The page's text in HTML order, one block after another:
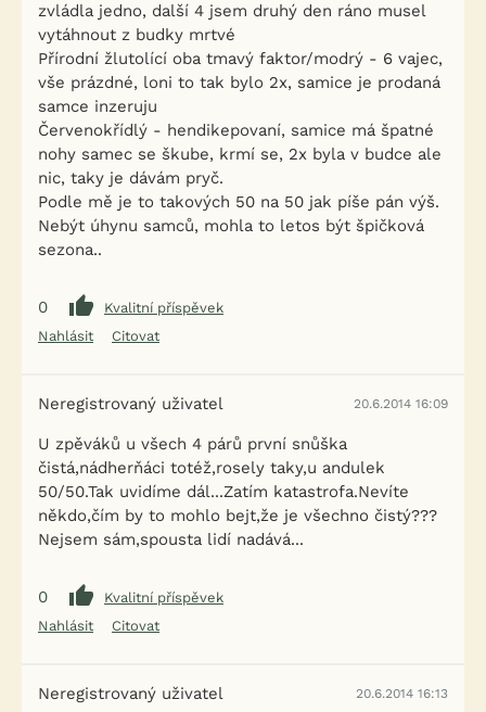
zvládla jedno, další 4 jsem druhý den ráno musel
vytáhnout z budky mrtvé
Přírodní žlutolící oba tmavý faktor/modrý - 6 vajec,
vše prázdné, loni to tak bylo 2x, samice je prodaná
samce inzeruju
Červenokřídlý - hendikepovaní, samice má špatné
nohy samec se škube, krmí se, 2x byla v budce ale
nic, taky je dávám pryč.
Podle mě je to takových 50 na 50 jak píše pán výš.
Nebýt úhynu samců, mohla to letos být špičková
sezona..
0
Kvalitní příspěvek
Nahlásit
Citovat
Neregistrovaný uživatel 20.6.2014 16:09
U zpěváků u všech 4 párů první snůška
čistá,nádherňáci totéž,rosely taky,u andulek
50/50.Tak uvidíme dál...Zatím katastrofa.Nevíte
někdo,čím by to mohlo bejt,že je všechno čistý???
Nejsem sám,spousta lidí nadává...
0
Kvalitní příspěvek
Nahlásit
Citovat
Neregistrovaný uživatel 20.6.2014 16:13